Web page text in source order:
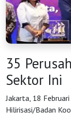
35
Sektor Ini
Jakarta, 18
Hilirisasi/Badan